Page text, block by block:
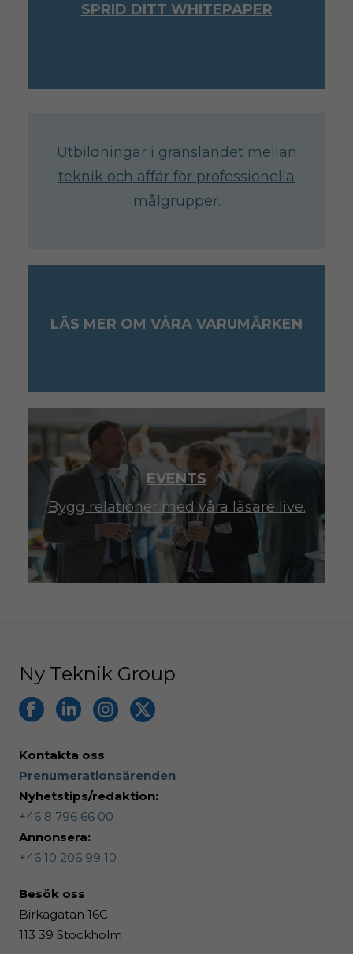
SPRID DITT WHITEPAPER
Utbildningar i gränslandet mellan
teknik och affär för professionella
målgrupper.
LÄS MER OM VÅRA VARUMÄRKEN
EVENTS
Bygg relationer med våra läsare live.
Ny Teknik Group
Kontakta oss
Prenumerationsärenden
Nyhetstips/redaktion:
+46 8 796 66 00
Annonsera:
+46 10 206 99 10
Besök oss
Birkagatan 16C
113 39 Stockholm